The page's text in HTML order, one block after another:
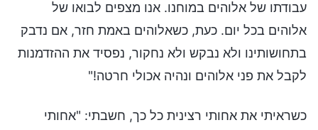
עבודתו של אלוהים במוחנו. אנו מצפים לבואו של
אלוהים בכל יום. כעת, כשאלוהים באמת חזר, אם נדבק
בתחושותינו ולא נבקש ולא נחקור, נפסיד את ההזדמנות
לקבל את פני אלוהים ונהיה אכולי חרטה!"
כשראיתי את אחותי רצינית כל כך, חשבתי: "אחותי